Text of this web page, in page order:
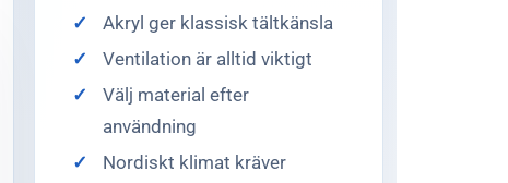
Akryl ger klassisk tältkänsla
Ventilation är alltid viktigt
Välj material efter
användning
Nordiskt klimat kräver